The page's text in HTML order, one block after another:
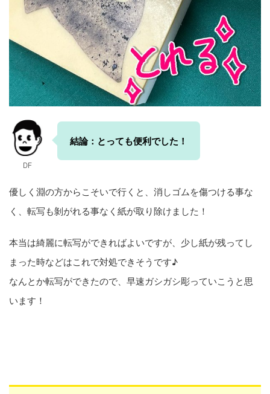
DF
結論：とっても便利でした！
優しく淵の方からこそいで行くと、消しゴムを傷つける事な
く、転写も剝がれる事なく紙が取り除けました！
本当は綺麗に転写ができればよいですが、少し紙が残ってし
まった時などはこれで対処できそうです♪
なんとか転写ができたので、早速ガシガシ彫っていこうと思
います！